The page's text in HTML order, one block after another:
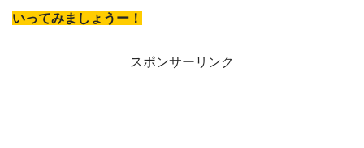
いってみましょうー！
スポンサーリンク